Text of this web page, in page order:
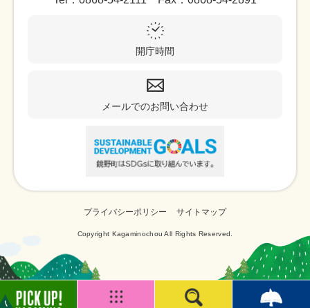
開庁時間
メールでのお問い合わせ
プライバシーポリシー サイトマップ
Copyright Kagaminochou All Rights Reserved.